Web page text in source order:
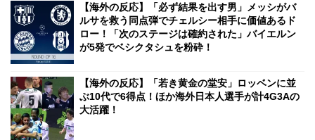
【海外の反応】「必ず結果を出す男」メッシがバ
ルサを救う同点弾でチェルシー相手に価値あるド
ロー！「次のステージは確約された」バイエルン
が5発でベシクタシュを粉砕！
【海外の反応】「若き黄金の堂安」ロッベンに並
ぶ10代で6得点！ほか海外日本人選手が計4G3Aの
大活躍！